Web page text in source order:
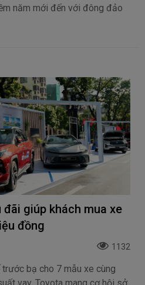
năm mới đến với đông đảo
giúp khách mua xe
đồng
1132
bạ cho 7 mẫu xe cùng